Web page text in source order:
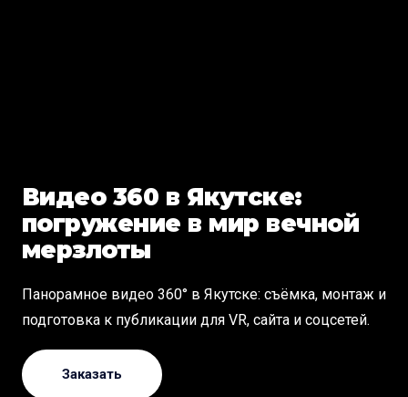
Видео 360 в Якутске:
погружение в мир вечной
мерзлоты
Панорамное видео 360° в Якутске: съёмка, монтаж и
подготовка к публикации для VR, сайта и соцсетей.
Заказать